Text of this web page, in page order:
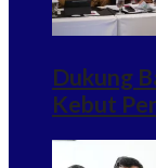
Dukung
Kebut